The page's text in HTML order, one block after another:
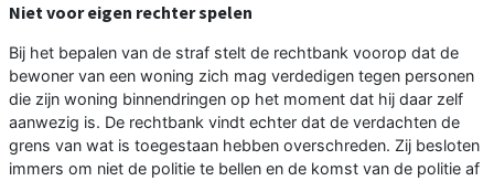
Niet voor eigen rechter spelen
Bij het bepalen van de straf stelt de rechtbank voorop dat de
bewoner van een woning zich mag verdedigen tegen personen
die zijn woning binnendringen op het moment dat hij daar zelf
aanwezig is. De rechtbank vindt echter dat de verdachten de
grens van wat is toegestaan hebben overschreden. Zij besloten
immers om niet de politie te bellen en de komst van de politie af